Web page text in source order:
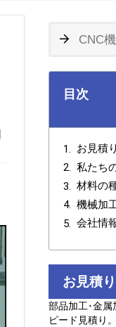
目次
お見積
私たち
材料の
機械加
会社情
お見積
部品加工･金属
ピード見積り。